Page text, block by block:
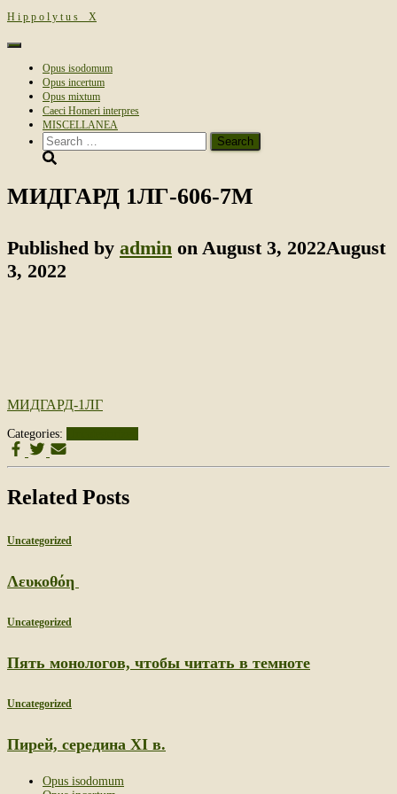
H i p p o l y t u s _ Х
Toggle
NavigationOpus isodomum
Opus incertum
Opus mixtum
Caeci Homeri interpres
MISCELLANEA
Search
for:
МИДГАРД 1ЛГ-606-7М
Published by admin on August 3, 2022August
3, 2022
МИДГАРД-1ЛГ
Categories:
Related Posts
Uncategorized
Λευκοθόη
Uncategorized
Пять монологов, чтобы читать в темноте
Uncategorized
Пирей, середина XI в.
Opus isodomum